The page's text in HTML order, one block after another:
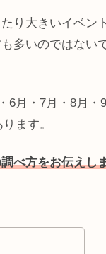
り大きいイベン
多いのではない
6月・7月・8月・9
ます。
べ方をお伝えし